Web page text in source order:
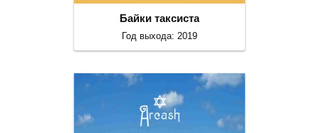
Байки таксиста
Год выхода: 2019